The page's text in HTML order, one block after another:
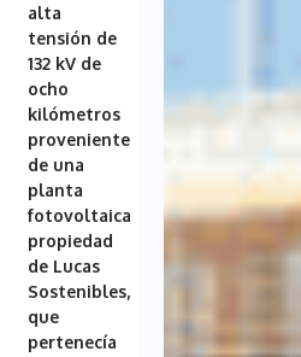
alta
tensión de
132 kV de
ocho
kilómetros
proveniente
de una
planta
fotovoltaica
propiedad
de Lucas
Sostenibles,
que
pertenecía